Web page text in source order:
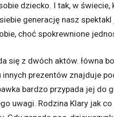
dziecko. I tak, w świecie,
generację nasz
choć spokrewnione
się z dwóch aktów. łówna
prezentów znajduje
bardzo przypada jej do
uwagi. Rodzina Klary jak